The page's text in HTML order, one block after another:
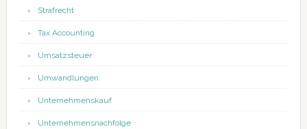
Strafrecht
Tax Accounting
Umsatzsteuer
Umwandlungen
Unternehmenskauf
Unternehmensnachfolge